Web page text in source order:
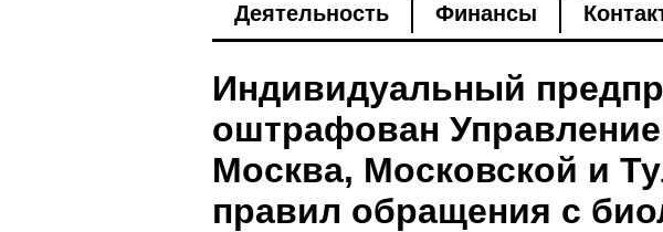
Деятельность
Финансы
Индивидуальный
оштрафован
Москва, Московской и
правил обращения с